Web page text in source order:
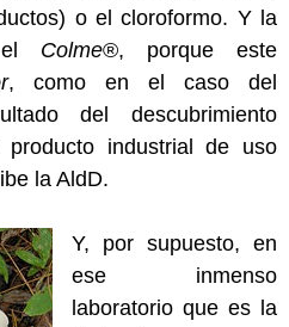
o el cloroformo. Y la
el Colme®, porque este
, como en el caso del
del descubrimiento
industrial de uso
la AldD.
Y, por supuesto, en
ese inmenso
laboratorio que es la